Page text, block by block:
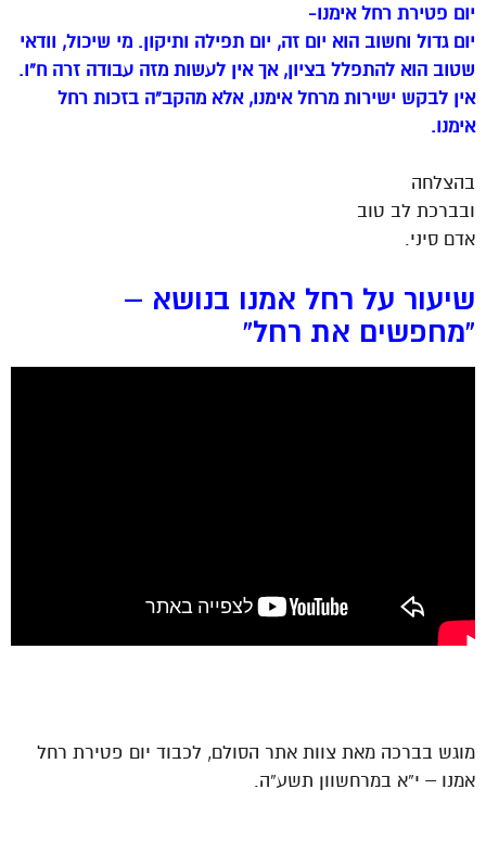
יום פטירת רחל אימנו-
יום גדול וחשוב הוא יום זה, יום תפילה ותיקון. מי שיכול, וודאי
שטוב הוא להתפלל בציון, אך אין לעשות מזה עבודה זרה ח”ו.
אין לבקש ישירות מרחל אימנו, אלא מהקב”ה בזכות רחל
אימנו.
בהצלחה
ובברכת לב טוב
אדם סיני.
שיעור על רחל אמנו בנושא –
“מחפשים את רחל”
מוגש בברכה מאת צוות אתר הסולם, לכבוד יום פטירת רחל
אמנו – י”א במרחשוון תשע”ה.